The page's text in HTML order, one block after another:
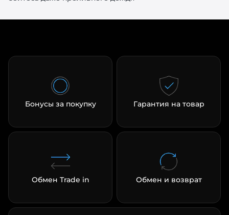
Бонусы за покупку Гарантия на товар
Обмен Trade in Обмен и возврат
раз в 2 недели